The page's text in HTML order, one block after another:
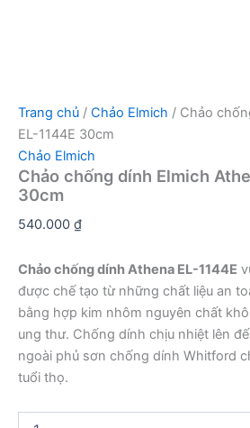
Trang chủ / Chảo Elmich / Chảo
EL-1144E 30cm
Chảo Elmich
Chảo chống dính Elmich
30cm
540.000 ₫
Chảo chống dính Athena EL-1144E
được chế tạo từ những chất liệu an
bằng hợp kim nhôm nguyên chất
ung thư. Chống dính chịu nhiệt lên
ngoài phủ sơn chống dính Whitford
tuổi thọ.